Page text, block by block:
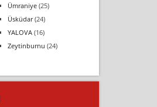
Ümraniye(25)
Üsküdar(24)
YALOVA(16)
Zeytinburnu (24)